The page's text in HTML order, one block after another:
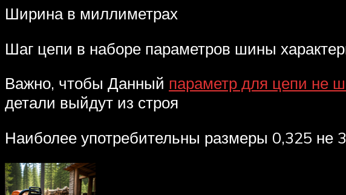
Ширина в миллиметрах
Шаг цепи в наборе параметров шины
Важно, чтобы Данный параметр для цепи не
детали выйдут из строя
Наиболее употребительны размеры 0,325 не